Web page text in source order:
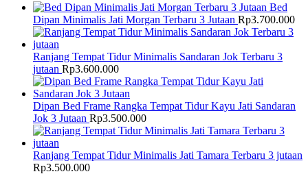
Bed
Dipan Minimalis Jati Morgan Terbaru 3 Jutaan Rp3.700.000
Ranjang Tempat Tidur Minimalis Sandaran Jok Terbaru 3
jutaan Rp3.600.000
Dipan Bed Frame Rangka Tempat Tidur Kayu Jati Sandaran
Jok 3 Jutaan Rp3.500.000
Ranjang Tempat Tidur Minimalis Jati Tamara Terbaru 3 jutaan
Rp3.500.000